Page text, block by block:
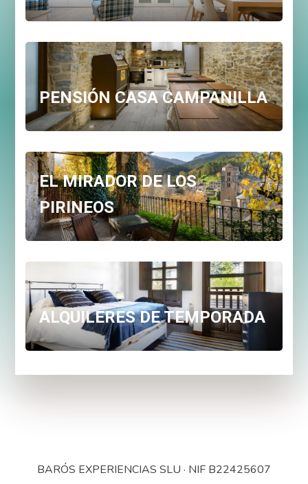
PENSIÓN CASA CAMPANILLA
EL MIRADOR DE LOS
PIRINEOS
ALQUILERES DE TEMPORADA
BARÓS EXPERIENCIAS SLU · NIF B22425607